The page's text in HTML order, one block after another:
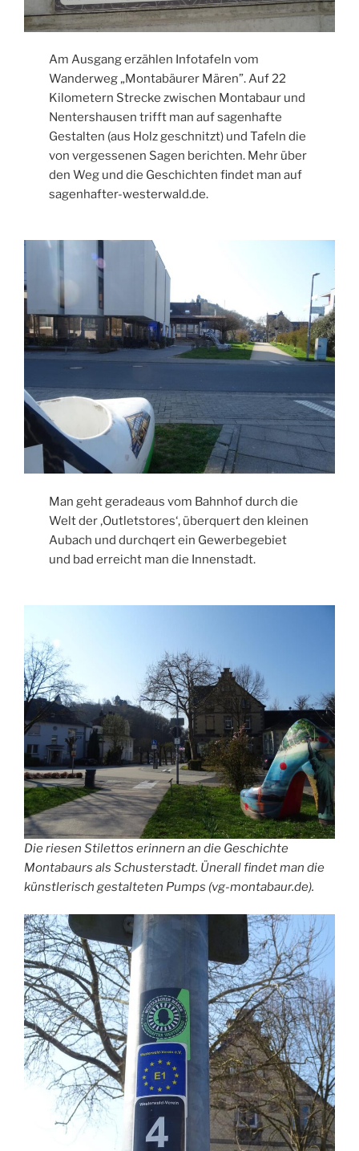
Am Ausgang erzählen Infotafeln vom
Wanderweg „Montabäurer Mären”. Auf 22
Kilometern Strecke zwischen Montabaur und
Nentershausen trifft man auf sagenhafte
Gestalten (aus Holz geschnitzt) und Tafeln die
von vergessenen Sagen berichten. Mehr über
den Weg und die Geschichten findet man auf
sagenhafter-westerwald.de.
Man geht geradeaus vom Bahnhof durch die
Welt der ‚Outletstores‘, überquert den kleinen
Aubach und durchqert ein Gewerbegebiet
und bad erreicht man die Innenstadt.
Die riesen Stilettos erinnern an die Geschichte
Montabaurs als Schusterstadt. Ünerall findet man die
künstlerisch gestalteten Pumps (vg-montabaur.de).